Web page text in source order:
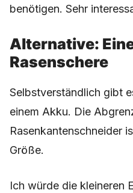
benötigen. Sehr
Alternative:
Rasenschere
Selbstverständlich gibt
einem Akku. Die
Rasenkantenschneider
Größe.
Ich würde die kleineren